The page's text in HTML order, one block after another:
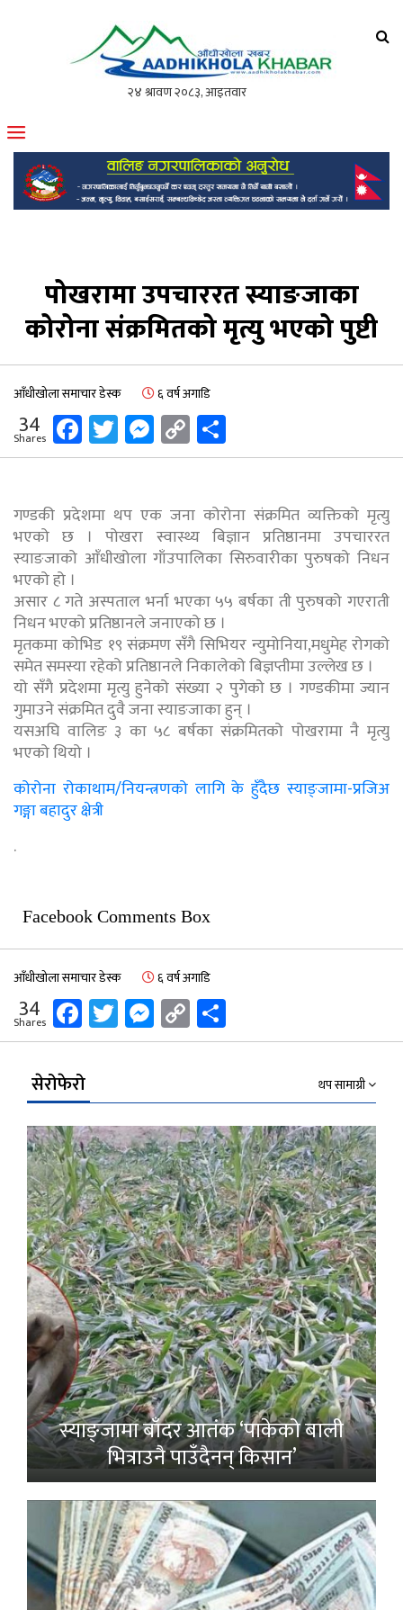
मोफसलकै लोकप्रिय अनलाइन पत्रिका
पोखरामा उपचाररत स्याङजाका
कोरोना संक्रमितको मृत्यु भएको पुष्टी
आँधीखोला समाचार डेस्क ६ वर्ष अगाडि
34
Shares Facebook
Twitter
Messenger
Copy
Link
गण्डकी प्रदेशमा थप एक जना कोरोना संक्रमित व्यक्तिको मृत्यु
भएको छ । पोखरा स्वास्थ्य बिज्ञान प्रतिष्ठानमा उपचाररत
स्याङजाको आँधीखोला गाँउपालिका सिरुवारीका पुरुषको निधन
भएको हो ।
असार ८ गते अस्पताल भर्ना भएका ५५ बर्षका ती पुरुषको गएराती
निधन भएको प्रतिष्ठानले जनाएको छ ।
मृतकमा कोभिड १९ संक्रमण सँगै सिभियर न्युमोनिया,मधुमेह रोगको
समेत समस्या रहेको प्रतिष्ठानले निकालेको बिज्ञप्तीमा उल्लेख छ ।
यो सँगै प्रदेशमा मृत्यु हुनेको संख्या २ पुगेको छ । गण्डकीमा ज्यान
गुमाउने संक्रमित दुवै जना स्याङजाका हुन् ।
यसअघि वालिङ ३ का ५८ बर्षका संक्रमितको पोखरामा नै मृत्यु
भएको थियो ।
कोरोना रोकाथाम/नियन्त्रणको लागि के हुँदैछ स्याङ्जामा-प्रजिअ
गङ्गा बहादुर क्षेत्री
.
Facebook Comments Box
आँधीखोला समाचार डेस्क ६ वर्ष अगाडि
34
Shares Facebook
Twitter
Messenger
Copy
Link
सेरोफेरो थप सामाग्री
स्याङ्जामा बाँदर आतंक ‘पाकेको बाली
भित्राउनै पाउँदैनन् किसान’